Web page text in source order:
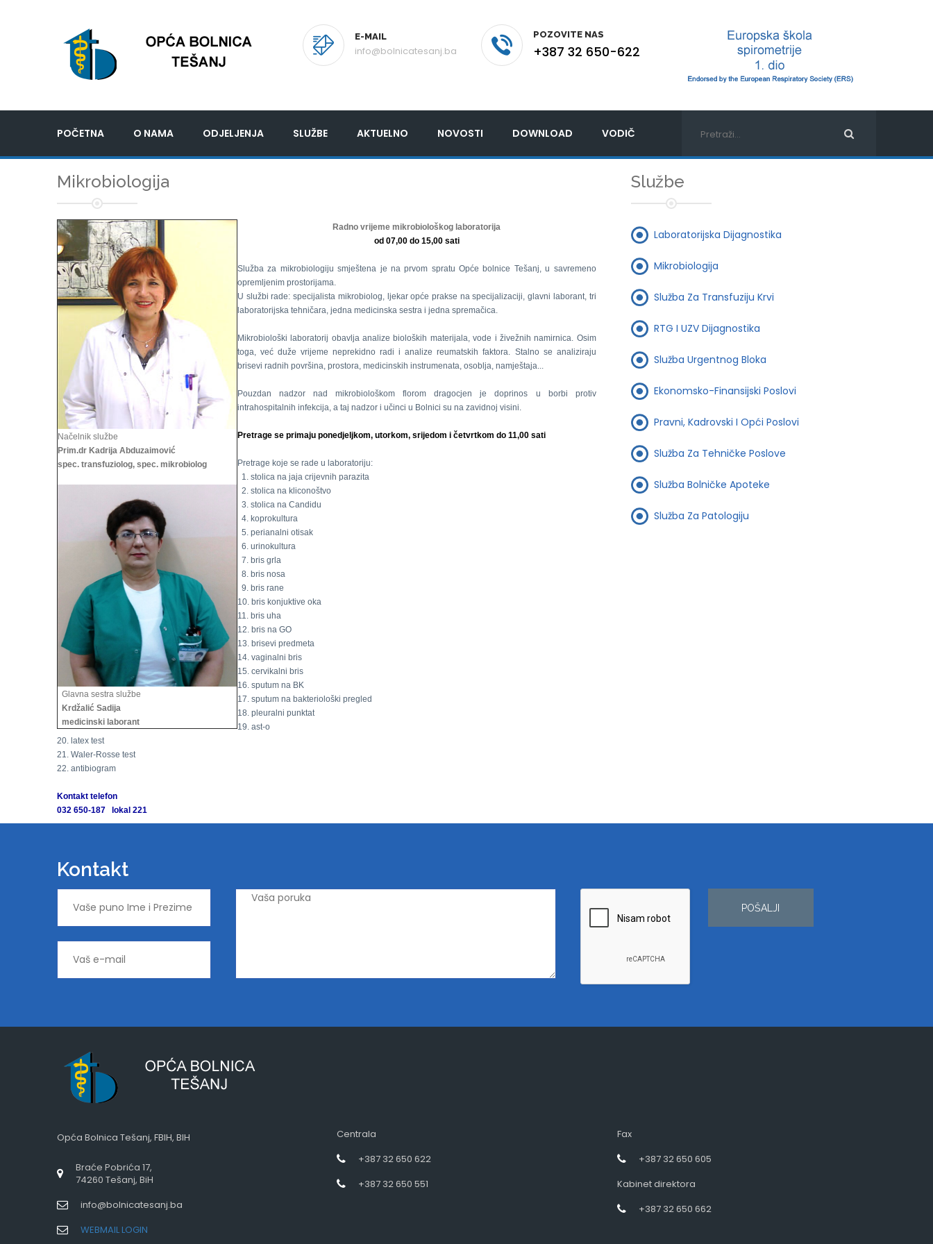
E-MAIL
info@bolnicatesanj.ba
POZOVITE NAS
+387 32 650-622
POČETNA O NAMA ODJELJENJA SLUŽBE AKTUELNO NOVOSTI DOWNLOAD VODIČ
Mikrobiologija
Načelnik službe
Prim.dr Kadrija Abduzaimović
spec. transfuziolog, spec. mikrobiolog
Glavna sestra službe
Krdžalić Sadija
medicinski laborant
Radno vrijeme mikrobiološkog laboratorija
od 07,00 do 15,00 sati
Služba za mikrobiologiju smještena je na prvom spratu Opće bolnice Tešanj, u savremeno
opremljenim prostorijama.
U službi rade: specijalista mikrobiolog, ljekar opće prakse na specijalizaciji, glavni laborant, tri
laboratorijska tehničara, jedna medicinska sestra i jedna spremačica.
Mikrobiološki laboratorij obavlja analize bioloških materijala, vode i živežnih namirnica. Osim
toga, već duže vrijeme neprekidno radi i analize reumatskih faktora. Stalno se analiziraju
brisevi radnih površina, prostora, medicinskih instrumenata, osoblja, namještaja...
Pouzdan nadzor nad mikrobiološkom florom dragocjen je doprinos u borbi protiv
intrahospitalnih infekcija, a taj nadzor i učinci u Bolnici su na zavidnoj visini.
Pretrage se primaju ponedjeljkom, utorkom, srijedom i četvrtkom do 11,00 sati
Pretrage koje se rade u laboratoriju:
1. stolica na jaja crijevnih parazita
2. stolica na kliconoštvo
3. stolica na Candidu
4. koprokultura
5. perianalni otisak
6. urinokultura
7. bris grla
8. bris nosa
9. bris rane
10. bris konjuktive oka
11. bris uha
12. bris na GO
13. brisevi predmeta
14. vaginalni bris
15. cervikalni bris
16. sputum na BK
17. sputum na bakteriološki pregled
18. pleuralni punktat
19. ast-o
20. latex test
21. Waler-Rosse test
22. antibiogram
Kontakt telefon
032 650-187 lokal 221
Službe
Laboratorijska Dijagnostika
Mikrobiologija
Služba Za Transfuziju Krvi
RTG I UZV Dijagnostika
Služba Urgentnog Bloka
Ekonomsko-Finansijski Poslovi
Pravni, Kadrovski I Opći Poslovi
Služba Za Tehničke Poslove
Služba Bolničke Apoteke
Služba Za Patologiju
Kontakt
POŠALJI
Opća Bolnica Tešanj, FBIH, BIH
Braće Pobrića 17,
74260 Tešanj, BiH
info@bolnicatesanj.ba
WEBMAIL LOGIN
Centrala
+387 32 650 622
+387 32 650 551
Fax
+387 32 650 605
Kabinet direktora
+387 32 650 662